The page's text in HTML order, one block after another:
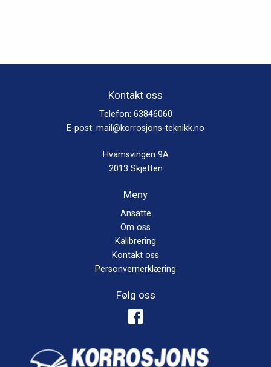
Kontakt oss
Telefon: 63846060
E-post: mail@korrosjons-teknikk.no
Hvamsvingen 9A
2013 Skjetten
Meny
Ansatte
Om oss
Kalibrering
Kontakt oss
Personvernerklæring
Følg oss